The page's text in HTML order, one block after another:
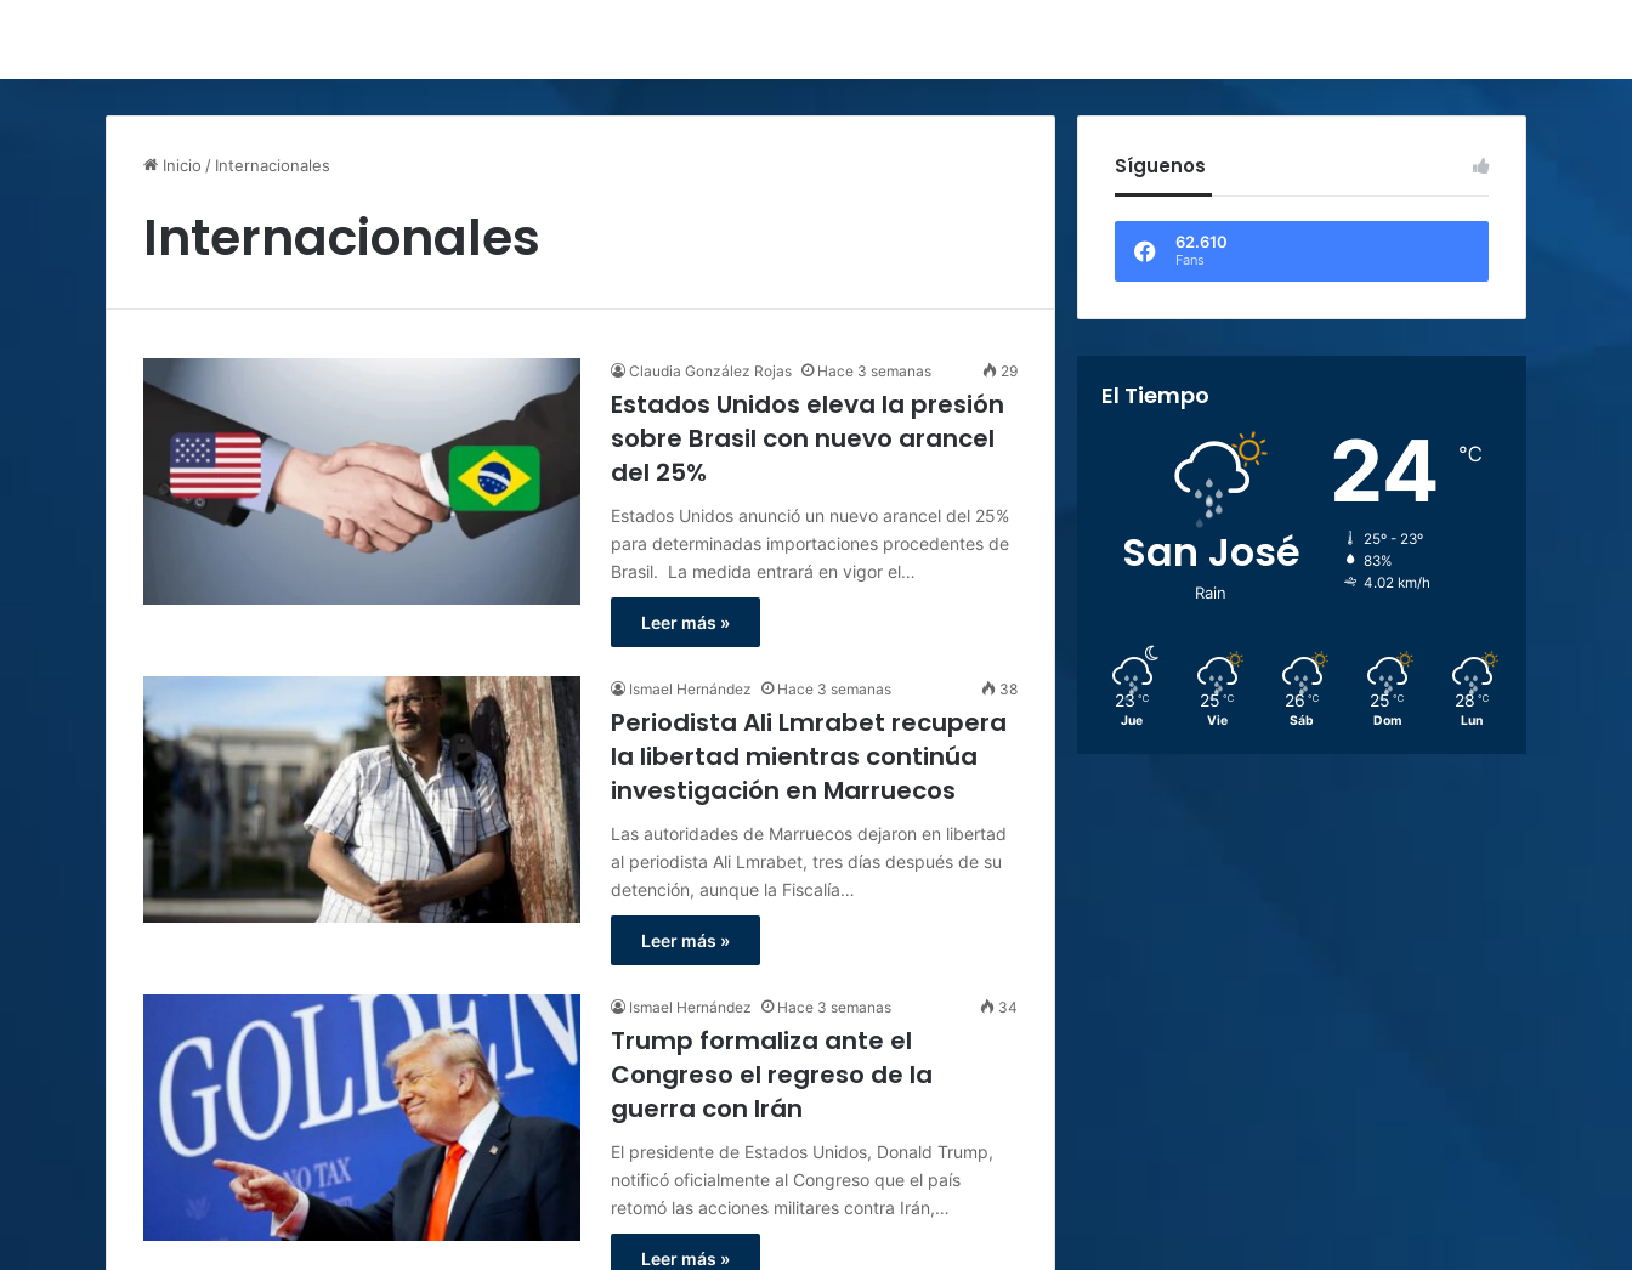
Inicio / Internacionales
Internacionales
Claudia González Rojas Hace 3 semanas 29
Estados Unidos eleva la presión
sobre Brasil con nuevo arancel
del 25%
Estados Unidos anunció un nuevo arancel del 25%
para determinadas importaciones procedentes de
Brasil. La medida entrará en vigor el…
Leer más »
Ismael Hernández Hace 3 semanas 38
Periodista Ali Lmrabet recupera
la libertad mientras continúa
investigación en Marruecos
Las autoridades de Marruecos dejaron en libertad
al periodista Ali Lmrabet, tres días después de su
detención, aunque la Fiscalía…
Leer más »
Ismael Hernández Hace 3 semanas 34
Trump formaliza ante el
Congreso el regreso de la
guerra con Irán
El presidente de Estados Unidos, Donald Trump,
notificó oficialmente al Congreso que el país
retomó las acciones militares contra Irán,…
Leer más »
Síguenos
62.610
Fans
El Tiempo
San José
Rain
24 ℃
25º - 23º
83%
4.02 km/h
23 ℃
Jue
25 ℃
Vie
26 ℃
Sáb
25 ℃
Dom
28 ℃
Lun